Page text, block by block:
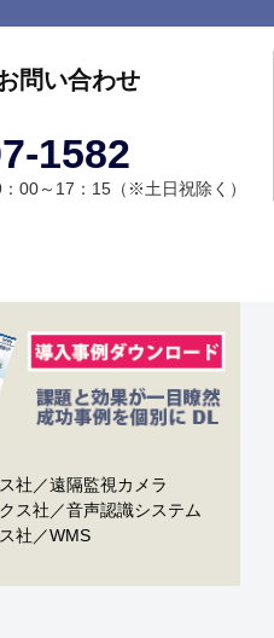
問い合わせ
1582
00～17：15（※土日祝除く）
社／遠隔監視カメラ
ス社／音声認識システム
社／WMS